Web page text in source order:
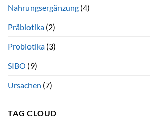
Nahrungsergänzung (4)
Präbiotika (2)
Probiotika (3)
SIBO (9)
Ursachen (7)
TAG CLOUD